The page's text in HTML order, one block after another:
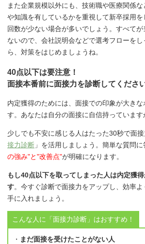
また企業規模以外にも、技術職や医療関係
や知識を有しているかを重視して新卒採用
回数が少ない場合が多いでしょう。すべて
ないので、会社説明会などで選考フローを
ら、対策をはじめましょうね。
40点以下は要注意！
面接本番前に面接力を診断してくださ
内定獲得のためには、面接での印象が大きな
す。あなたは自分の面接に自信持っています
少しでも不安に感じる人はたった30秒で面
接力診断 」を活用しましょう。簡単な質問
の強み"と"改善点"が明確になります。
もし40点以下を取ってしまった人は内定獲
す。今すぐ診断で面接力をアップし、効率
手に入れましょう。
こんな人に「面接力診断」はおすすめ！
・ まだ面接を受けたことがない人